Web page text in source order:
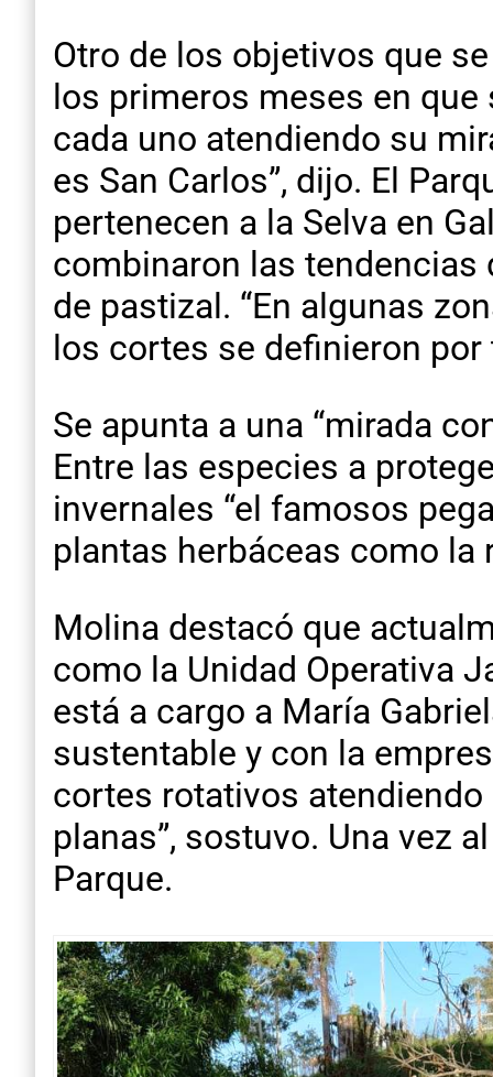
Otro de los objetivos que
los primeros meses en
cada uno atendiendo su
es San Carlos”, dijo. El
pertenecen a la Selva en
combinaron las
de pastizal. “En algunas
los cortes se definieron por
Se apunta a una “mirada
Entre las especies a
invernales “el famosos
plantas herbáceas como la
Molina destacó que
como la Unidad Operativa
está a cargo a María
sustentable y con la
cortes rotativos
planas”, sostuvo. Una vez
Parque.